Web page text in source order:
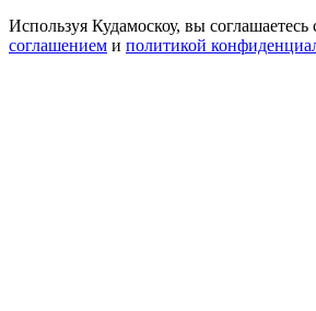
Используя Кудамоскоу, вы соглашаетесь
соглашением и политикой